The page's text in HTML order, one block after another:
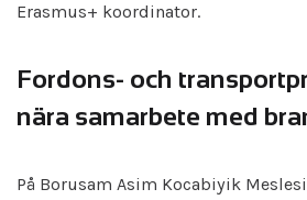
Erasmus+ koordinator.
Fordons- och
nära samarbete med
På Borusam Asim Kocabiyik